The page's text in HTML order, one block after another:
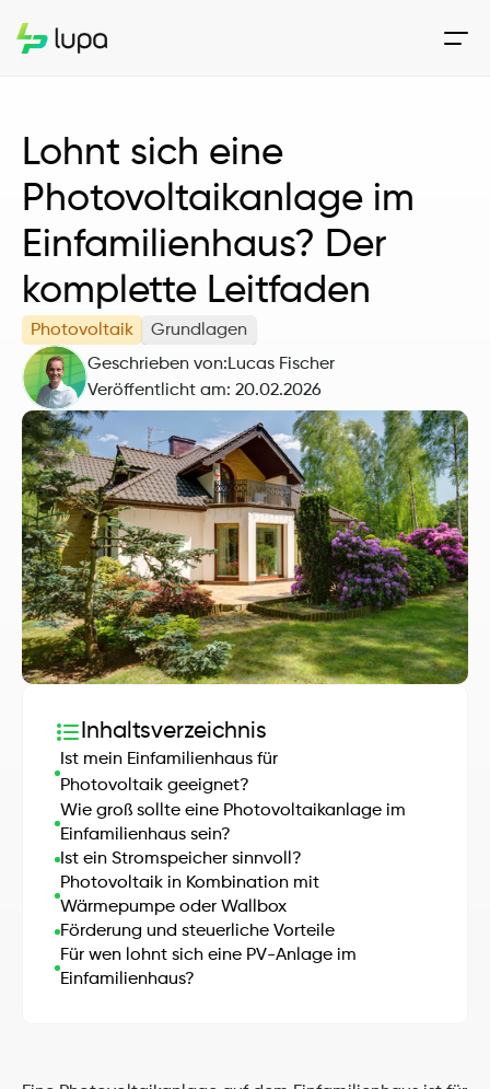
Lohnt sich eine
Photovoltaikanlage im
Einfamilienhaus? Der
komplette Leitfaden
Geschrieben von:Lucas Fischer
Veröffentlicht am: 20.02.2026
Photovoltaik Grundlagen
Inhaltsverzeichnis
Ist mein Einfamilienhaus für
Photovoltaik geeignet?
Wie groß sollte eine Photovoltaikanlage im
Einfamilienhaus sein?
Ist ein Stromspeicher sinnvoll?
Photovoltaik in Kombination mit
Wärmepumpe oder Wallbox
Förderung und steuerliche Vorteile
Für wen lohnt sich eine PV-Anlage im
Einfamilienhaus?